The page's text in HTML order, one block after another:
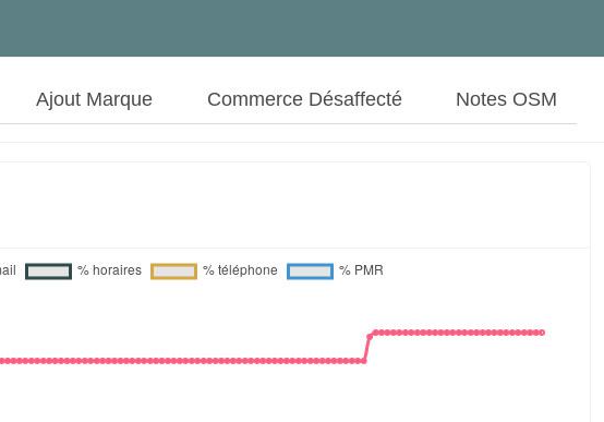
Ajout Marque Commerce Désaffecté Notes OSM